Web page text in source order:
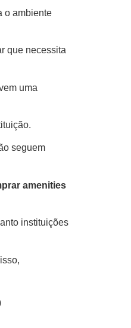
o ambiente
que necessita
uma
seguem
amenities
instituições